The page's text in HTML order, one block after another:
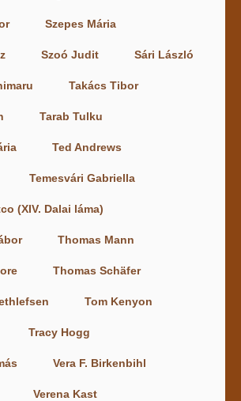
Szepes Mária
Szoó Judit Sári László
Takács Tibor
Tarab Tulku
Ted Andrews
Temesvári Gabriella
(XIV. Dalai láma)
Thomas Mann
Thomas Schäfer
Tom Kenyon
Tracy Hogg
Vera F. Birkenbihl
Verena Kast